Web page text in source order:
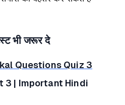
भी जरूर दे
Questions Quiz 3
3 | Important Hindi